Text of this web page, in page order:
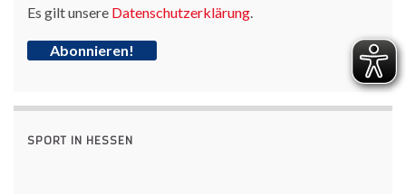
Es gilt unsere Datenschutzerklärung.
SPORT IN HESSEN